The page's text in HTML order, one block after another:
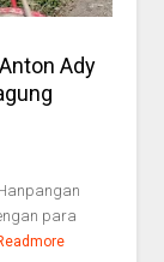
Ady
para